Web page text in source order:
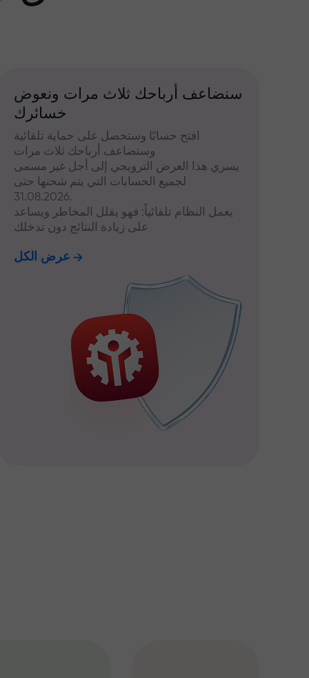
سنضاعف أرباحك ثلاث مرات ونعوض
خسائرك
افتح حسابًا وستحصل على حماية تلقائية
وستضاعف أرباحك ثلاث مرات
يسري هذا العرض الترويجي إلى أجل غير مسمى
لجميع الحسابات التي يتم شحنها حتى
31.08.2026.
يعمل النظام تلقائياً: فهو يقلل المخاطر ويساعد
على زيادة النتائج دون تدخلك
عرض الكل